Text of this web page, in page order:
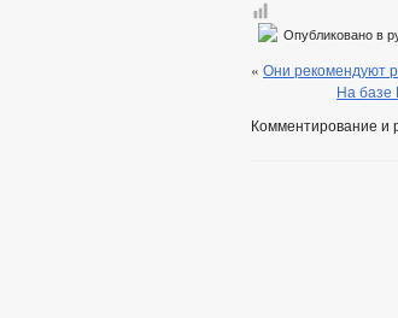
Опубликовано в
« Они рекомендуют
На базе
Комментирование и